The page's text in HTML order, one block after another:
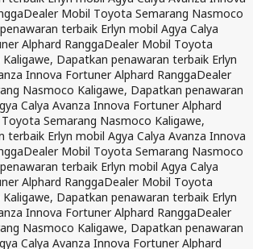
Dealer Mobil Toyota Semarang Nasmoco
terbaik Erlyn mobil Agya Calya
Alphard RanggaDealer Mobil Toyota
Dapatkan penawaran terbaik Erlyn
Innova Fortuner Alphard RanggaDealer
Nasmoco Kaligawe, Dapatkan penawaran
Calya Avanza Innova Fortuner Alphard
Semarang Nasmoco Kaligawe,
terbaik Erlyn mobil Agya Calya Avanza Innova
Dealer Mobil Toyota Semarang Nasmoco
terbaik Erlyn mobil Agya Calya
Alphard RanggaDealer Mobil Toyota
Dapatkan penawaran terbaik Erlyn
Innova Fortuner Alphard RanggaDealer
Nasmoco Kaligawe, Dapatkan penawaran
Calya Avanza Innova Fortuner Alphard